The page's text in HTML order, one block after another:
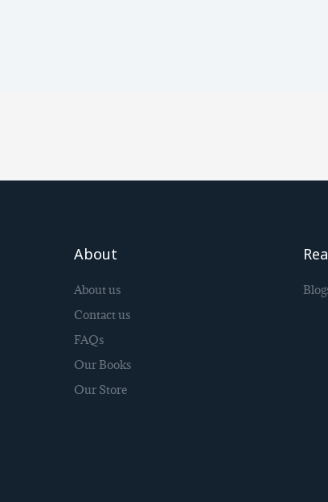
About
About us
Contact us
FAQs
Our Books
Our Store